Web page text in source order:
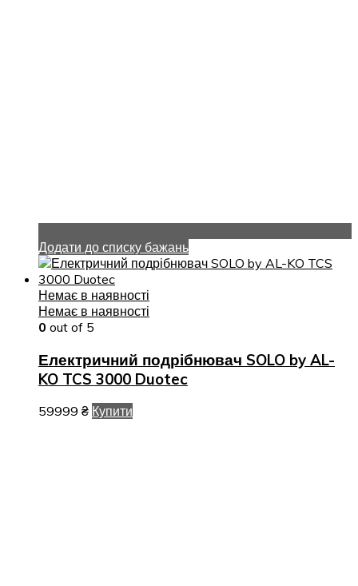
Додати до списку бажань
Немає в наявності
Немає в наявності
0 out of 5
Електричний подрібнювач SOLO by AL-
KO TCS 3000 Duotec
59999 ₴ Купити